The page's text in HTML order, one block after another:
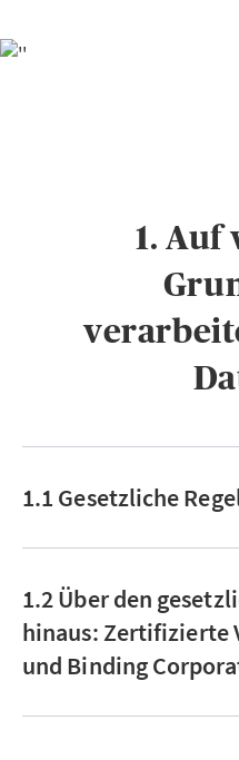
1. Auf
1.1 Gesetzliche
1.2 Über den
hinaus: Zertifizierte
und Binding